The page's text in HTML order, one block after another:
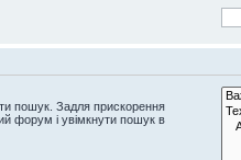
пошук. Задля прискорення
форум і увімкнути пошук в